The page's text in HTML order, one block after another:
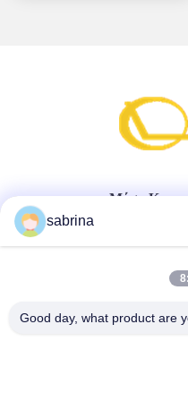
Μέσα
τηλ
sabrina
Good day, what product are